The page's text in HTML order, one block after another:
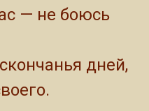
— не боюсь
дней,